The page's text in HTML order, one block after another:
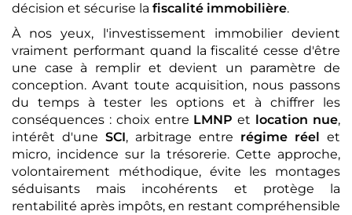
décision et sécurise la fiscalité immobilière.
À nos yeux, l'investissement immobilier devient
vraiment performant quand la fiscalité cesse d'être
une case à remplir et devient un paramètre de
conception. Avant toute acquisition, nous passons
du temps à tester les options et à chiffrer les
conséquences : choix entre LMNP et location nue,
intérêt d'une SCI, arbitrage entre régime réel et
micro, incidence sur la trésorerie. Cette approche,
volontairement méthodique, évite les montages
séduisants mais incohérents et protège la
rentabilité après impôts, en restant compréhensible